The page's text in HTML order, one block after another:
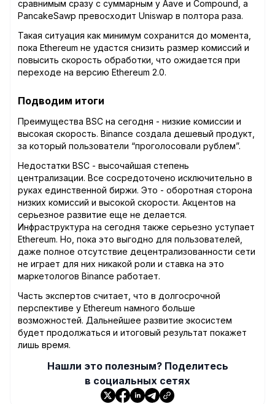
сравнимым сразу с суммарным у Aave и Compound, а
PancakeSawp превосходит Uniswap в полтора раза.
Такая ситуация как минимум сохранится до момента,
пока Ethereum не удастся снизить размер комиссий и
повысить скорость обработки, что ожидается при
переходе на версию Ethereum 2.0.
Подводим итоги
Преимущества BSC на сегодня - низкие комиссии и
высокая скорость. Binance создала дешевый продукт,
за который пользователи “проголосовали рублем”.
Недостатки BSC - высочайшая степень
централизации. Все сосредоточено исключительно в
руках единственной биржи. Это - оборотная сторона
низких комиссий и высокой скорости. Акцентов на
серьезное развитие еще не делается.
Инфраструктура на сегодня также серьезно уступает
Ethereum. Но, пока это выгодно для пользователей,
даже полное отсутствие децентрализованности сети
не играет для них никакой роли и ставка на это
маркетологов Binance работает.
Часть экспертов считает, что в долгосрочной
перспективе у Ethereum намного больше
возможностей. Дальнейшее развитие экосистем
будет продолжаться и итоговый результат покажет
лишь время.
Нашли это полезным? Поделитесь
в социальных сетях